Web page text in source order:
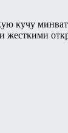
кучу
жесткими